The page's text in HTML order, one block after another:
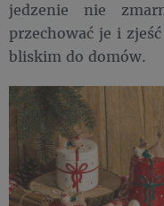
jedzenie nie
przechować je i
bliskim do domów.